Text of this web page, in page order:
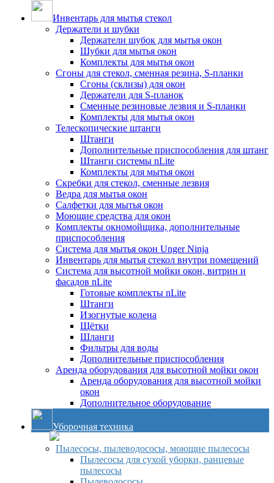
Инвентарь для мытья стекол
Держатели и шубки
Держатели шубок для мытья окон
Шубки для мытья окон
Комплекты для мытья окон
Сгоны для стекол, сменная резина, S-планки
Сгоны (склизы) для окон
Держатели для S-планок
Сменные резиновые лезвия и S-планки
Комплекты для мытья окон
Телескопические штанги
Штанги
Дополнительные приспособления для штанг
Штанги системы nLite
Комплекты для мытья окон
Скребки для стекол, сменные лезвия
Ведра для мытья окон
Салфетки для мытья окон
Моющие средства для окон
Комплекты окномойщика, дополнительные
приспособления
Система для мытья окон Unger Ninja
Инвентарь для мытья стекол внутри помещений
Система для высотной мойки окон, витрин и
фасадов nLite
Готовые комплекты nLite
Штанги
Изогнутые колена
Щётки
Шланги
Фильтры для воды
Дополнительные приспособления
Аренда оборудования для высотной мойки окон
Аренда оборудования для высотной мойки
окон
Дополнительное оборудование
Уборочная техника
Пылесосы, пылеводососы, моющие пылесосы
Пылесосы для сухой уборки, ранцевые
пылесосы